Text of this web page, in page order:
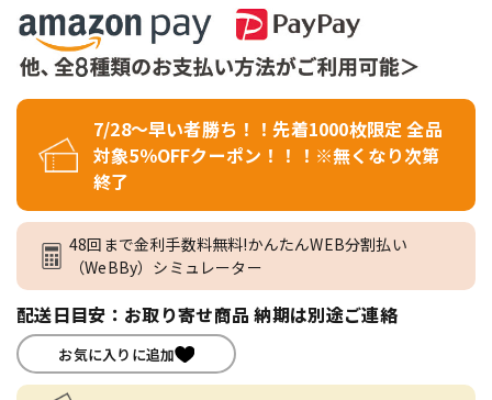
7/28～早い者勝ち！！先着1000枚限定 全品
対象5％OFFクーポン！！！※無くなり次第
終了
48回まで金利手数料無料!かんたんWEB分割払い
（WeBBy）シミュレーター
配送日目安：お取り寄せ商品 納期は別途ご連絡
お気に入りに追加